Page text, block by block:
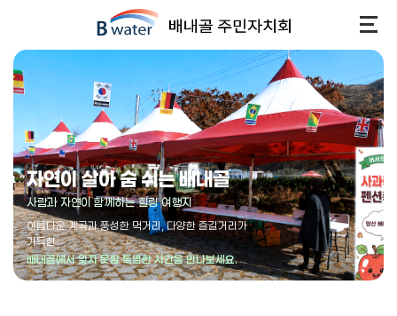
자연이 살아 숨 쉬는 배내골
사람과 자연이 함께하는 힐링 여행지
아름다운 계곡과 풍성한 먹거리, 다양한 즐길거리가
가득한
배내골에서 잊지 못할 특별한 시간을 만나보세요.